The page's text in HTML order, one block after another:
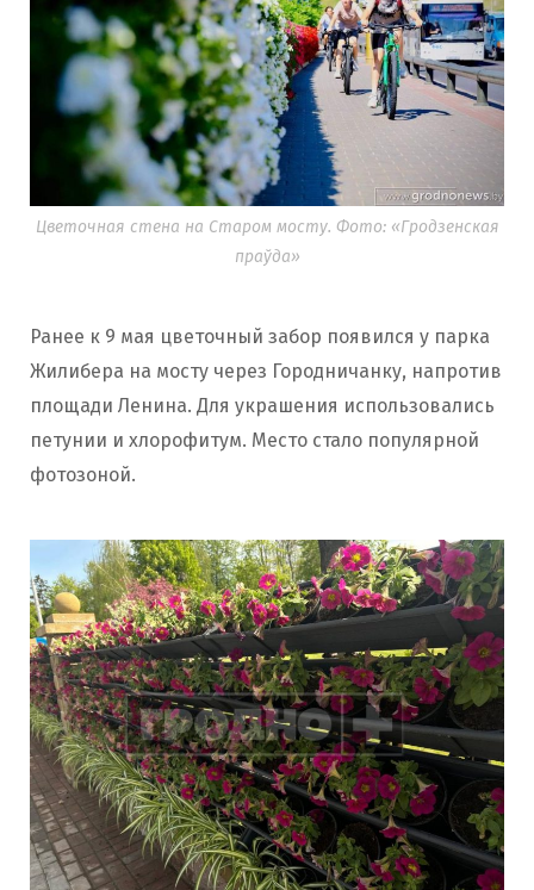
Цветочная стена на Старом мосту. Фото: «Гродзенская
праўда»
Ранее к 9 мая цветочный забор появился у парка
Жилибера на мосту через Городничанку, напротив
площади Ленина. Для украшения использовались
петунии и хлорофитум. Место стало популярной
фотозоной.